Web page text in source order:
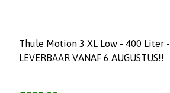
Thule Motion 3 XL Low - 400 Liter - Zwart Glanzend -
LEVERBAAR VANAF 6 AUGUSTUS!!